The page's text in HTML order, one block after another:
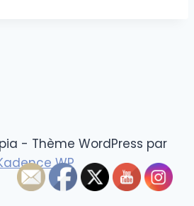
- Thème WordPress par
WP